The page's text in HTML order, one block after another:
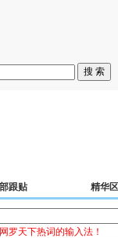
跟贴 精华区
天下热词的输入法！